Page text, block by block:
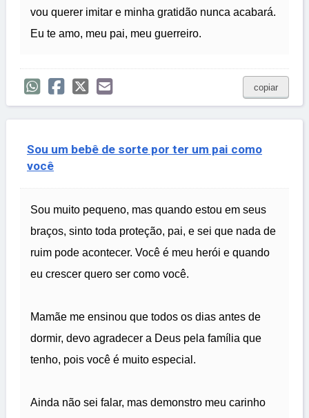
vou querer imitar e minha gratidão nunca acabará.
Eu te amo, meu pai, meu guerreiro.
copiar
Sou um bebê de sorte por ter um pai como
você
Sou muito pequeno, mas quando estou em seus
braços, sinto toda proteção, pai, e sei que nada de
ruim pode acontecer. Você é meu herói e quando
eu crescer quero ser como você.
Mamãe me ensinou que todos os dias antes de
dormir, devo agradecer a Deus pela família que
tenho, pois você é muito especial.
Ainda não sei falar, mas demonstro meu carinho